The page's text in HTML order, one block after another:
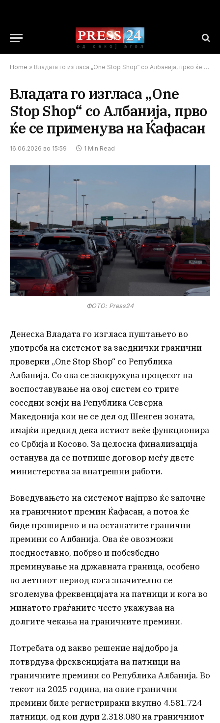
Home » Владата го изгласа „One Stop Shop“ со Албанија, прво ќе се применува на Ќафасан
Владата го изгласа „One
Stop Shop“ со Албанија, прво
ќе се применува на Ќафасан
16.06.2026 во 15:59 1 Min Read
ФОТО: Press24
Денеска Владата го изгласа пуштањето во
употреба на системот за заеднички гранични
проверки „One Stop Shop“ со Република
Албанија. Со ова се заокружува процесот на
воспоставување на овој систем со трите
соседни земји на Република Северна
Македонија кои не се дел од Шенген зоната,
имајќи предвид дека истиот веќе функционира
со Србија и Косово. За целосна финализација
останува да се потпише договор меѓу двете
министерства за внатрешни работи.
Воведувањето на системот најпрво ќе започне
на граничниот премин Ќафасан, а потоа ќе
биде проширено и на останатите гранични
премини со Албанија. Ова ќе овозможи
поедноставно, побрзо и побезбедно
преминување на државната граница, особено
во летниот период кога значително се
зголемува фреквенцијата на патници и кога во
минатото граѓаните често укажуваа на
долгите чекања на граничните премини.
Потребата од вакво решение најдобро ја
потврдува фреквенцијата на патници на
граничните премини со Република Албанија. Во
текот на 2025 година, на овие гранични
премини биле регистрирани вкупно 4.581.724
патници, од кои дури 2.318.080 на граничниот